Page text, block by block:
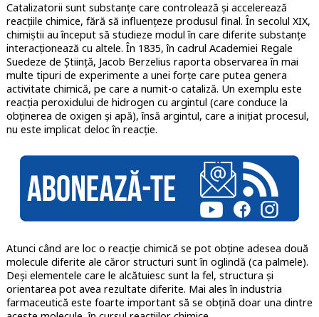
Catalizatorii sunt substanțe care controlează și accelerează
reacțiile chimice, fără să influențeze produsul final. În secolul XIX,
chimiștii au început să studieze modul în care diferite substanțe
interacționează cu altele. În 1835, în cadrul Academiei Regale
Suedeze de Știință, Jacob Berzelius raporta observarea în mai
multe tipuri de experimente a unei forțe care putea genera
activitate chimică, pe care a numit-o cataliză. Un exemplu este
reacția peroxidului de hidrogen cu argintul (care conduce la
obținerea de oxigen și apă), însă argintul, care a inițiat procesul,
nu este implicat deloc în reacție.
Atunci când are loc o reacție chimică se pot obține adesea două
molecule diferite ale căror structuri sunt în oglindă (ca palmele).
Deși elementele care le alcătuiesc sunt la fel, structura și
orientarea pot avea rezultate diferite. Mai ales în industria
farmaceutică este foarte important să se obțină doar una dintre